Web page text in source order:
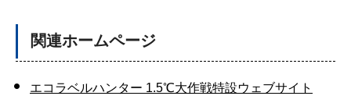
関連ホームページ
エコラベルハンター 1.5℃大作戦特設ウェブサイト